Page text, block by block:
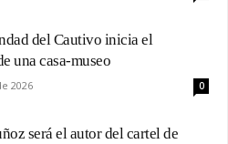
del Cautivo inicia el
una casa-museo
2026 0
será el autor del cartel de